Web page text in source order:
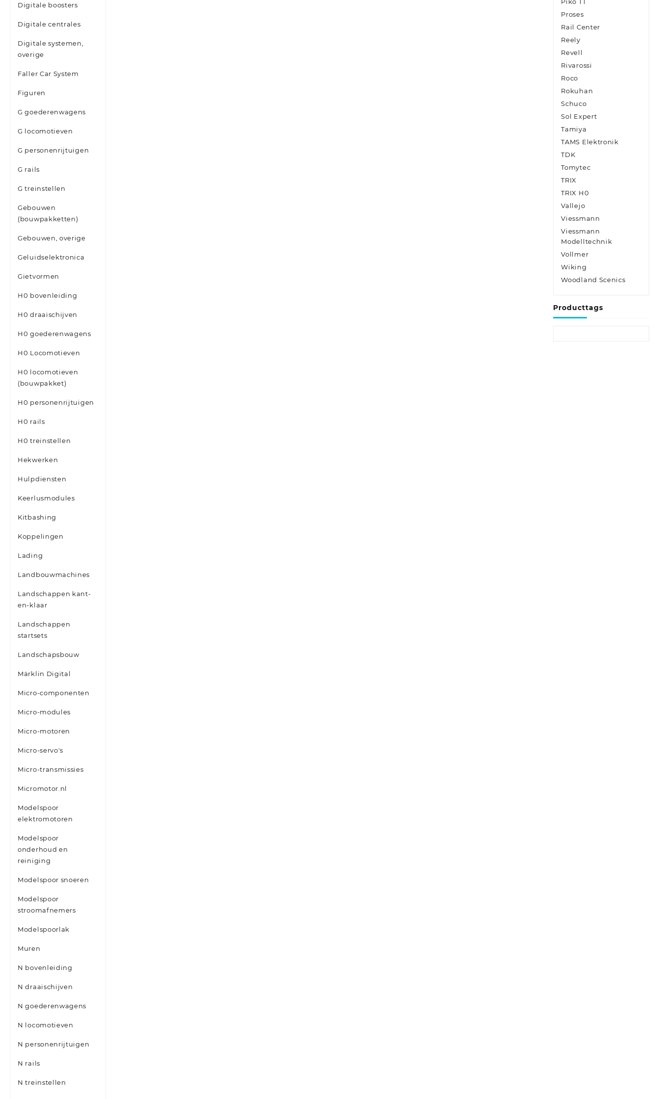
Digitale boosters
Digitale centrales
Digitale systemen,
overige
Faller Car System
Figuren
G goederenwagens
G locomotieven
G personenrijtuigen
G rails
G treinstellen
Gebouwen
(bouwpakketten)
Gebouwen, overige
Geluidselektronica
Gietvormen
H0 bovenleiding
H0 draaischijven
H0 goederenwagens
H0 Locomotieven
H0 locomotieven
(bouwpakket)
H0 personenrijtuigen
H0 rails
H0 treinstellen
Hekwerken
Hulpdiensten
Keerlusmodules
Kitbashing
Koppelingen
Lading
Landbouwmachines
Landschappen kant-
en-klaar
Landschappen
startsets
Landschapsbouw
Märklin Digital
Micro-componenten
Micro-modules
Micro-motoren
Micro-servo's
Micro-transmissies
Micromotor.nl
Modelspoor
elektromotoren
Modelspoor
onderhoud en
reiniging
Modelspoor snoeren
Modelspoor
stroomafnemers
Modelspoorlak
Muren
N bovenleiding
N draaischijven
N goederenwagens
N locomotieven
N personenrijtuigen
N rails
N treinstellen
Piko TT
Proses
Rail Center
Reely
Revell
Rivarossi
Roco
Rokuhan
Schuco
Sol Expert
Tamiya
TAMS Elektronik
TDK
Tomytec
TRIX
TRIX H0
Vallejo
Viessmann
Viessmann
Modelltechnik
Vollmer
Wiking
Woodland Scenics
Producttags